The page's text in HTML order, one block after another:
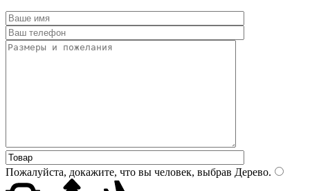
Пожалуйста, докажите, что вы человек, выбрав Дерево.